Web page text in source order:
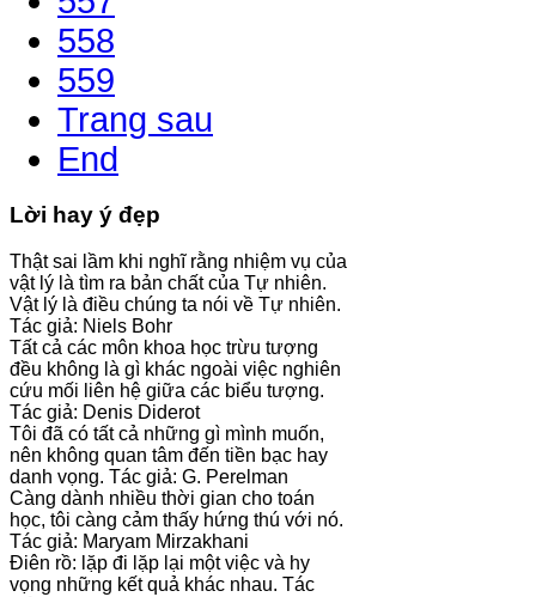
558
559
Trang sau
End
Lời hay ý đẹp
Thật sai lầm khi nghĩ rằng nhiệm vụ của
vật lý là tìm ra bản chất của Tự nhiên.
Vật lý là điều chúng ta nói về Tự nhiên.
Tác giả: Niels Bohr
Tất cả các môn khoa học trừu tượng
đều không là gì khác ngoài việc nghiên
cứu mối liên hệ giữa các biểu tượng.
Tác giả: Denis Diderot
Tôi đã có tất cả những gì mình muốn,
nên không quan tâm đến tiền bạc hay
danh vọng. Tác giả: G. Perelman
Càng dành nhiều thời gian cho toán
học, tôi càng cảm thấy hứng thú với nó.
Tác giả: Maryam Mirzakhani
Điên rồ: lặp đi lặp lại một việc và hy
vọng những kết quả khác nhau. Tác